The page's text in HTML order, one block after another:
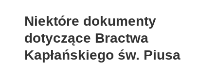
Niektóre dokumenty
dotyczące Bractwa
Kapłańskiego św. Piusa